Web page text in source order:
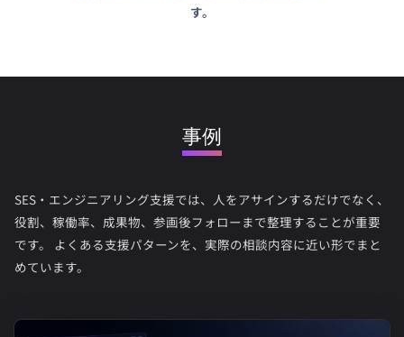
す。
事例
SES・エンジニアリング支援では、人をアサインするだけでなく、
役割、稼働率、成果物、参画後フォローまで整理することが重要
です。 よくある支援パターンを、実際の相談内容に近い形でまと
めています。